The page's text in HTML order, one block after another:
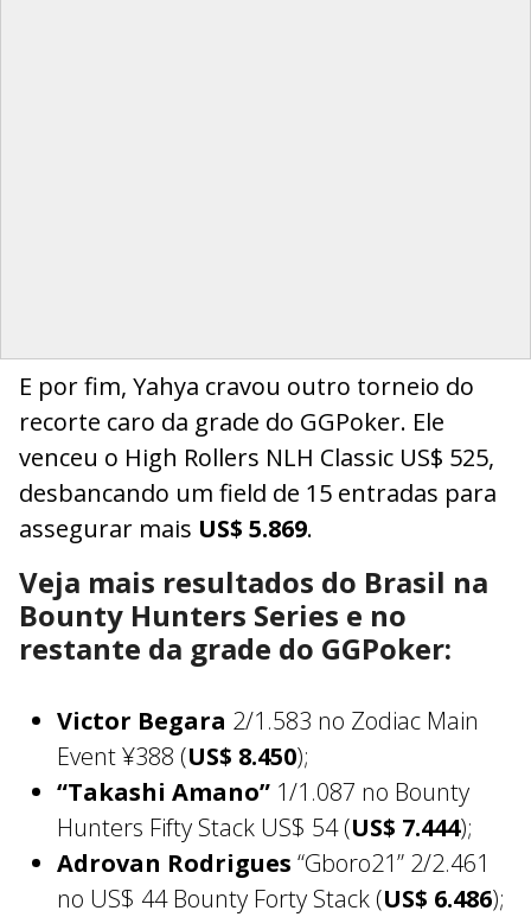
E por fim, Yahya cravou outro torneio do
recorte caro da grade do GGPoker. Ele
venceu o High Rollers NLH Classic US$ 525,
desbancando um field de 15 entradas para
assegurar mais US$ 5.869.
Veja mais resultados do Brasil na
Bounty Hunters Series e no
restante da grade do GGPoker:
Victor Begara 2/1.583 no Zodiac Main
Event ¥388 (US$ 8.450);
“Takashi Amano” 1/1.087 no Bounty
Hunters Fifty Stack US$ 54 (US$ 7.444);
Adrovan Rodrigues “Gboro21” 2/2.461
no US$ 44 Bounty Forty Stack (US$ 6.486);